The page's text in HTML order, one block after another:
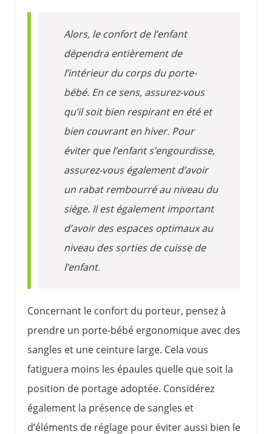
Alors, le confort de l’enfant
dépendra entièrement de
l’intérieur du corps du porte-
bébé. En ce sens, assurez-vous
qu’il soit bien respirant en été et
bien couvrant en hiver. Pour
éviter que l’enfant s’engourdisse,
assurez-vous également d’avoir
un rabat rembourré au niveau du
siège. Il est également important
d’avoir des espaces optimaux au
niveau des sorties de cuisse de
l’enfant.
Concernant le confort du porteur, pensez à
prendre un porte-bébé ergonomique avec des
sangles et une ceinture large. Cela vous
fatiguera moins les épaules quelle que soit la
position de portage adoptée. Considérez
également la présence de sangles et
d’éléments de réglage pour éviter aussi bien le